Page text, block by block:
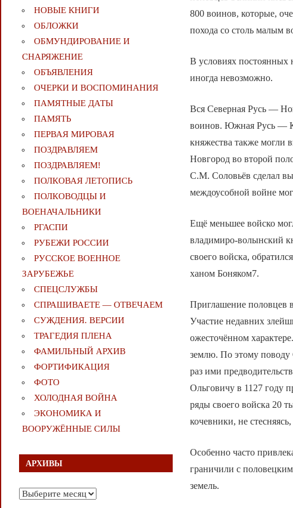
800 воинов, которые,
похода со столь малым
В условиях постоянных
иногда невозможно.
Вся Северная Русь —
воинов. Южная Русь —
княжества также могли
Новгород во второй
С.М. Соловьёв сделал
междоусобной войне
Ещё меньшее войско
владимиро-волынский
своего войска,
ханом Боняком7.
Приглашение половцев
Участие недавних
ожесточённом
землю. По этому поводу
раз ими
Ольговичу в 1127 году
ряды своего войска 20
кочевники, не
Особенно часто
граничили с
земель.
НОВЫЕ КНИГИ
ОБЛОЖКИ
ОБМУНДИРОВАНИЕ И
СНАРЯЖЕНИЕ
ОБЪЯВЛЕНИЯ
ОЧЕРКИ И ВОСПОМИНАНИЯ
ПАМЯТНЫЕ ДАТЫ
ПАМЯТЬ
ПЕРВАЯ МИРОВАЯ
ПОЗДРАВЛЯЕМ
ПОЗДРАВЛЯЕМ!
ПОЛКОВАЯ ЛЕТОПИСЬ
ПОЛКОВОДЦЫ И
ВОЕНАЧАЛЬНИКИ
РГАСПИ
РУБЕЖИ РОССИИ
РУССКОЕ ВОЕННОЕ
ЗАРУБЕЖЬЕ
СПЕЦСЛУЖБЫ
СПРАШИВАЕТЕ — ОТВЕЧАЕМ
СУЖДЕНИЯ. ВЕРСИИ
ТРАГЕДИЯ ПЛЕНА
ФАМИЛЬНЫЙ АРХИВ
ФОРТИФИКАЦИЯ
ФОТО
ХОЛОДНАЯ ВОЙНА
ЭКОНОМИКА И
ВООРУЖЁННЫЕ СИЛЫ
АРХИВЫ
Архивы